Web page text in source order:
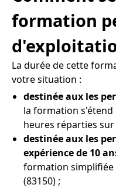
formation
La durée de cette
votre situation :
destinée aux les
la formation
heures réparties sur
destinée aux les
expérience de 10
formation simplifiée
(83150) ;